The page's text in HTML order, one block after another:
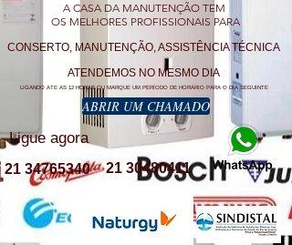
A CASA DA MANUTENÇÃO TEM
OS MELHORES PROFISSIONAIS PARA
CONSERTO, MANUTENÇÃO, ASSISTÊNCIA TÉCNICA
ATENDEMOS NO MESMO DIA
LIGANDO ATE AS 12 HORAS OU MARQUE UM PERÍODO DE HORÁRIO PARA O DIA SEGUINTE
ABRIR UM CHAMADO
Ligue agora
21 30480411
21 34765340